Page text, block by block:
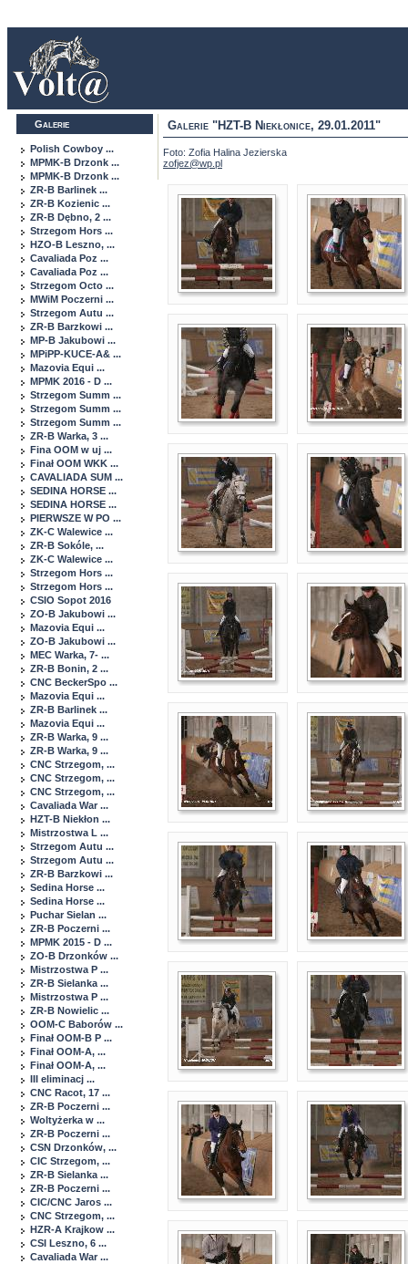
Galerie
Polish Cowboy ...
MPMK-B Drzonk ...
MPMK-B Drzonk ...
ZR-B Barlinek ...
ZR-B Kozienic ...
ZR-B Dębno, 2 ...
Strzegom Hors ...
HZO-B Leszno, ...
Cavaliada Poz ...
Cavaliada Poz ...
Strzegom Octo ...
MWiM Poczerni ...
Strzegom Autu ...
ZR-B Barzkowi ...
MP-B Jakubowi ...
MPiPP-KUCE-A& ...
Mazovia Equi ...
MPMK 2016 - D ...
Strzegom Summ ...
Strzegom Summ ...
Strzegom Summ ...
ZR-B Warka, 3 ...
Fina OOM w uj ...
Finał OOM WKK ...
CAVALIADA SUM ...
SEDINA HORSE ...
SEDINA HORSE ...
PIERWSZE W PO ...
ZK-C Walewice ...
ZR-B Sokóle, ...
ZK-C Walewice ...
Strzegom Hors ...
Strzegom Hors ...
CSIO Sopot 2016
ZO-B Jakubowi ...
Mazovia Equi ...
ZO-B Jakubowi ...
MEC Warka, 7- ...
ZR-B Bonin, 2 ...
CNC BeckerSpo ...
Mazovia Equi ...
ZR-B Barlinek ...
Mazovia Equi ...
ZR-B Warka, 9 ...
ZR-B Warka, 9 ...
CNC Strzegom, ...
CNC Strzegom, ...
CNC Strzegom, ...
Cavaliada War ...
HZT-B Niekłon ...
Mistrzostwa L ...
Strzegom Autu ...
Strzegom Autu ...
ZR-B Barzkowi ...
Sedina Horse ...
Sedina Horse ...
Puchar Sielan ...
ZR-B Poczerni ...
MPMK 2015 - D ...
ZO-B Drzonków ...
Mistrzostwa P ...
ZR-B Sielanka ...
Mistrzostwa P ...
ZR-B Nowielic ...
OOM-C Baborów ...
Finał OOM-B P ...
Finał OOM-A, ...
Finał OOM-A, ...
III eliminacj ...
CNC Racot, 17 ...
ZR-B Poczerni ...
Woltyżerka w ...
ZR-B Poczerni ...
CSN Drzonków, ...
CIC Strzegom, ...
ZR-B Sielanka ...
ZR-B Poczerni ...
CIC/CNC Jaros ...
CNC Strzegom, ...
HZR-A Krajkow ...
CSI Leszno, 6 ...
Cavaliada War ...
Galerie "HZT-B Niekłonice, 29.01.2011"
Foto: Zofia Halina Jezierska
zofjez@wp.pl